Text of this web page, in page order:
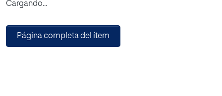
fundamental, se diseccionan los contornos esenciales de
garantizar la prestación de este consentimiento, haciendo
especial énfasis en las singularidades que ello presenta
Cargando...
Página completa del ítem